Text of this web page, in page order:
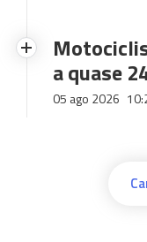
a quase
05 ago 2026